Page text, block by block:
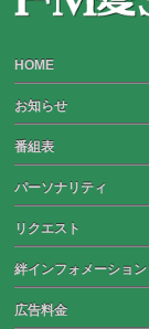
HOME
お知らせ
番組表
パーソナリティ
リクエスト
絆インフォメーション
広告料金